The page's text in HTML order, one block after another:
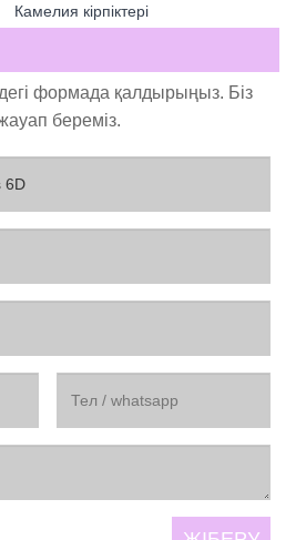
Камелия кірпіктері
формада қалдырыңыз. Біз
береміз.